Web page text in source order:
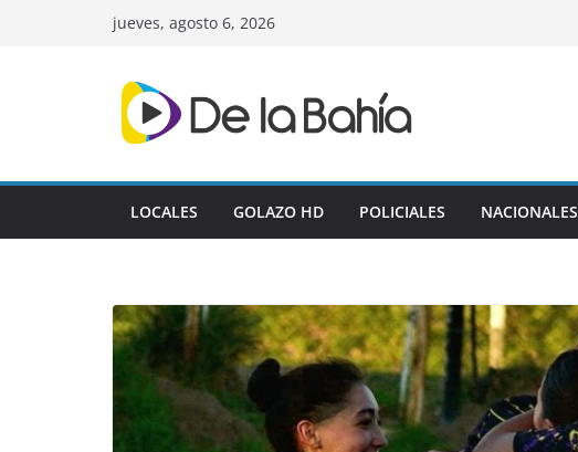
jueves, agosto 6, 2026
LOCALES GOLAZO HD POLICIALES NACIONALES